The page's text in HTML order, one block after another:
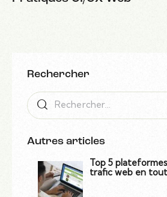
Rechercher
Autres articles
Top 5
trafic web en